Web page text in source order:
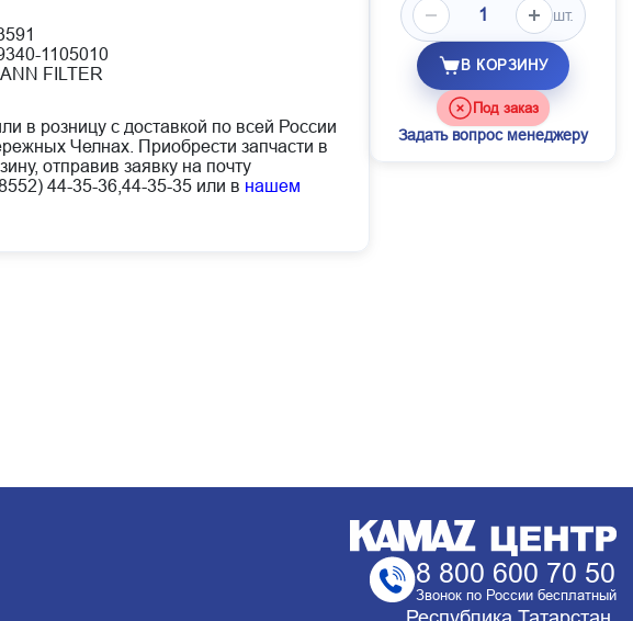
1105010
FILTER
в розницу с доставкой по всей России
Челнах. Приобрести запчасти в
отправив заявку на почту
44-35-36,44-35-35 или в нашем
шт.
В КОРЗИНУ
Под заказ
Задать вопрос менеджеру
8 800 600 70 50
Звонок по России бесплатный